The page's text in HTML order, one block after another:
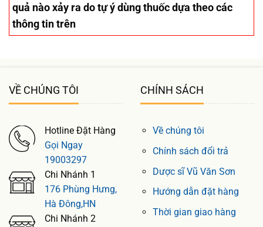
quả nào xảy ra do tự ý dùng thuốc dựa theo các
thông tin trên
VỀ CHÚNG TÔI
Hotline Đặt Hàng
Gọi Ngay
19003297
Chi Nhánh 1
176 Phùng Hưng,
Hà Đông,HN
Chi Nhánh 2
CHÍNH SÁCH
Về chúng tôi
Chính sách đổi trả
Dược sĩ Vũ Văn Sơn
Hướng dẫn đặt hàng
Thời gian giao hàng